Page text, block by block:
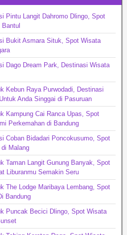
Pintu Langit Dahromo Dlingo, Spot
Bukit Asmara Situk, Spot Wisata
Dago Dream Park, Destinasi Wisata
Kebun Raya Purwodadi, Destinasi
Anda Singgai di Pasuruan
Kampung Cai Ranca Upas, Spot
Perkemahan di Bandung
Coban Bidadari Poncokusumo, Spot
Malang
Taman Langit Gunung Banyak, Spot
Liburanmu Semakin Seru
The Lodge Maribaya Lembang, Spot
Bandung
Puncak Becici Dlingo, Spot Wisata